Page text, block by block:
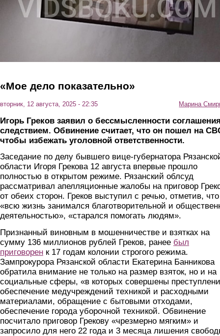
«Мое дело показательно»
вторник, 12 августа, 2025 - 22:35 Марина
Игорь Греков заявил о бессмысленности
следствием. Обвинение считает, что он пошел на
чтобы избежать уголовной ответственности.
Заседание по делу бывшего вице-губернатора
области Игоря Грекова 12 августа впервые прошло
полностью в открытом режиме. Рязанский облсуд
рассматривал апелляционные жалобы на приговор
от обеих сторон. Греков выступил с речью, отметив, что
«всю жизнь занимался благотворительной и
деятельностью», «старался помогать людям».
Признанный виновным в мошенничестве и взятках на
сумму 136 миллионов рублей Греков, ранее был
приговорен к 17 годам колонии строгого режима.
Зампрокурора Рязанской области Екатерина Банникова
обратила внимание не только на размер взяток, но и на
социальные сферы, «в которых совершены
обеспечение медучреждений техникой и расходными
материалами, обращение с бытовыми отходами,
обеспечение города уборочной техникой. Обвинение
посчитало приговор Грекову «чрезмерно мягким» и
запросило для него 22 года и 3 месяца лишения